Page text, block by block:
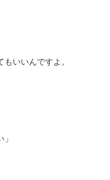
いいんですよ。